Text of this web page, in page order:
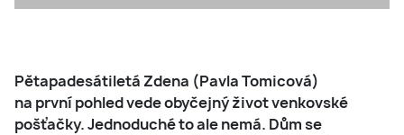
Pětapadesátiletá Zdena (Pavla Tomicová)
na první pohled vede obyčejný život venkovské
pošťačky. Jednoduché to ale nemá. Dům se